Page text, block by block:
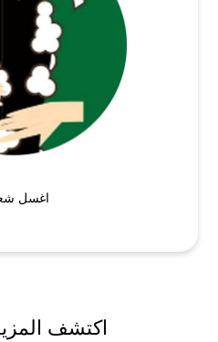
اغسل
اكتشف